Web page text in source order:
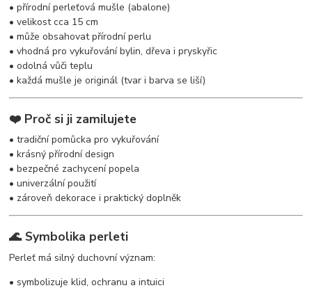
• přírodní perleťová mušle (abalone)
• velikost cca 15 cm
• může obsahovat přírodní perlu
• vhodná pro vykuřování bylin, dřeva i pryskyřic
• odolná vůči teplu
• každá mušle je originál (tvar i barva se liší)
❤️ Proč si ji zamilujete
• tradiční pomůcka pro vykuřování
• krásný přírodní design
• bezpečné zachycení popela
• univerzální použití
• zároveň dekorace i praktický doplněk
🌊 Symbolika perleti
Perleť má silný duchovní význam:
• symbolizuje klid, ochranu a intuici